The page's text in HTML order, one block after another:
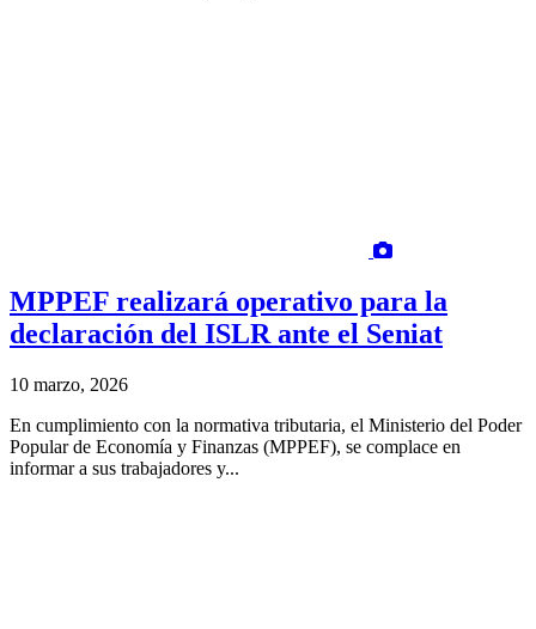
MPPEF realizará operativo para la
declaración del ISLR ante el Seniat
10 marzo, 2026
En cumplimiento con la normativa tributaria, el Ministerio del Poder
Popular de Economía y Finanzas (MPPEF), se complace en
informar a sus trabajadores y...